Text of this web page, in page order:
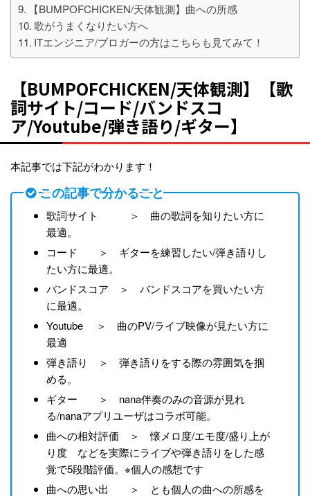
【BUMPOFCHICKEN/天体観測】曲への所感
歌がうまくなりたい方へ
ITエンジニア/ブロガーの方はこちらも見てみて！
【BUMPOFCHICKEN/天体観測】【歌
詞サイト/コード/バンドスコ
ア/Youtube/弾き語り/ギター】
本記事では下記がわかります！
この記事で分かること
歌詞サイト ＞ 曲の歌詞を知りたい方に
最適。
コード ＞ ギターを練習したい/弾き語りし
たい方に最適。
バンドスコア ＞ バンドスコアを買いたい方
に最適。
Youtube ＞ 曲のPV/ライブ映像が見たい方に
最適
弾き語り ＞ 弾き語りをする際の雰囲気を掴
める。
ギター ＞ nana伴奏のみの音源が見れ
る/nanaアプリユーザはコラボ可能。
曲への相対評価 ＞ 懐メロ度/エモ度/盛り上が
り度 などを実際にライブや弾き語りをした感
覚で5段階評価。※個人の感想です
曲への思い出 ＞ とも個人の曲への所感を